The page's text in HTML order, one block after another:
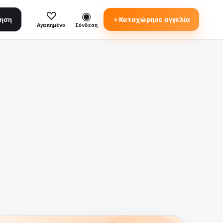
♡
Αγαπημένα
◉
Σύνδεση
＋Καταχώρησε αγγελία